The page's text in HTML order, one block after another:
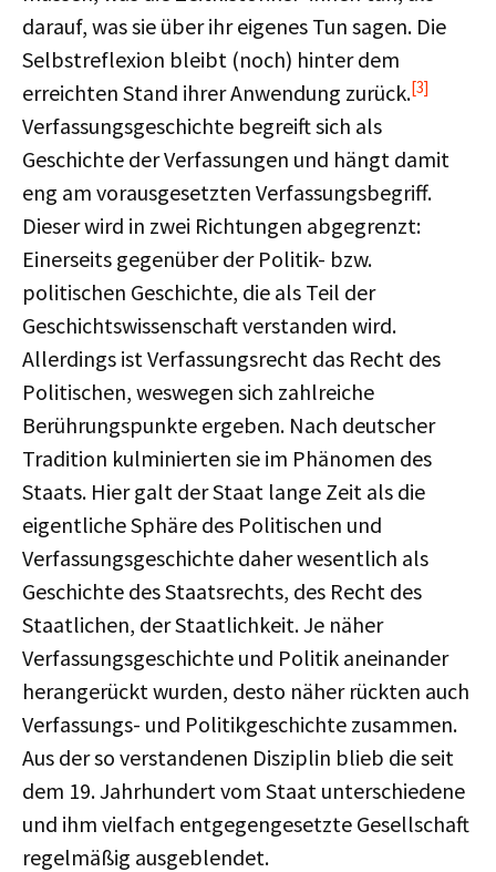
darauf, was sie über ihr eigenes Tun sagen. Die
Selbstreflexion bleibt (noch) hinter dem
erreichten Stand ihrer Anwendung zurück.[3]
Verfassungsgeschichte begreift sich als
Geschichte der Verfassungen und hängt damit
eng am vorausgesetzten Verfassungsbegriff.
Dieser wird in zwei Richtungen abgegrenzt:
Einerseits gegenüber der Politik- bzw.
politischen Geschichte, die als Teil der
Geschichtswissenschaft verstanden wird.
Allerdings ist Verfassungsrecht das Recht des
Politischen, weswegen sich zahlreiche
Berührungspunkte ergeben. Nach deutscher
Tradition kulminierten sie im Phänomen des
Staats. Hier galt der Staat lange Zeit als die
eigentliche Sphäre des Politischen und
Verfassungsgeschichte daher wesentlich als
Geschichte des Staatsrechts, des Recht des
Staatlichen, der Staatlichkeit. Je näher
Verfassungsgeschichte und Politik aneinander
herangerückt wurden, desto näher rückten auch
Verfassungs- und Politikgeschichte zusammen.
Aus der so verstandenen Disziplin blieb die seit
dem 19. Jahrhundert vom Staat unterschiedene
und ihm vielfach entgegengesetzte Gesellschaft
regelmäßig ausgeblendet.